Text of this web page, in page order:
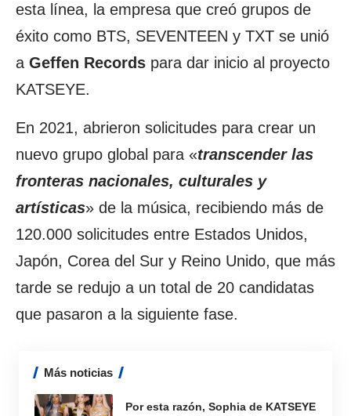
esta línea, la empresa que creó grupos de
éxito como BTS, SEVENTEEN y TXT se unió
a Geffen Records para dar inicio al proyecto
KATSEYE.
En 2021, abrieron solicitudes para crear un
nuevo grupo global para «transcender las
fronteras nacionales, culturales y
artísticas» de la música, recibiendo más de
120.000 solicitudes entre Estados Unidos,
Japón, Corea del Sur y Reino Unido, que más
tarde se redujo a un total de 20 candidatas
que pasaron a la siguiente fase.
Más noticias
Por esta razón, Sophia de KATSEYE